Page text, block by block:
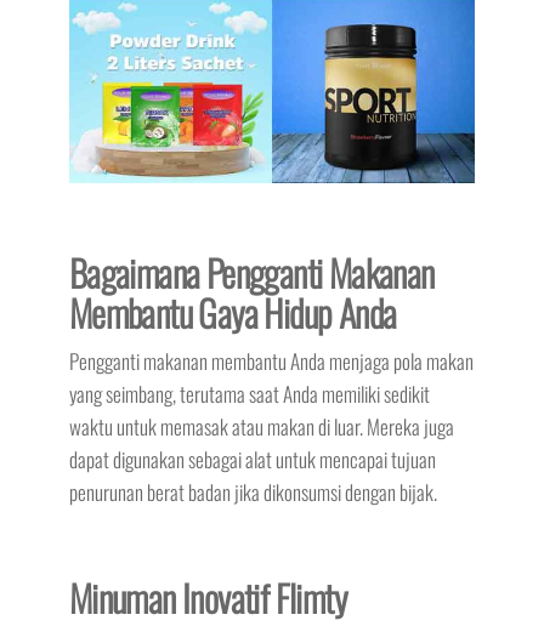
Bagaimana Pengganti Makanan
Membantu Gaya Hidup Anda
Pengganti makanan membantu Anda menjaga pola makan
yang seimbang, terutama saat Anda memiliki sedikit
waktu untuk memasak atau makan di luar. Mereka juga
dapat digunakan sebagai alat untuk mencapai tujuan
penurunan berat badan jika dikonsumsi dengan bijak.
Minuman Inovatif Flimty